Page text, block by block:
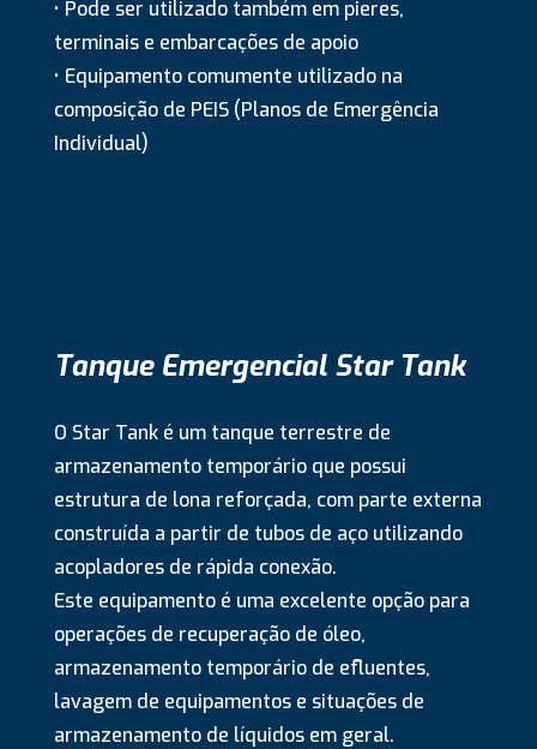
• Pode ser utilizado também em pieres,
terminais e embarcações de apoio
• Equipamento comumente utilizado na
composição de PEIS (Planos de Emergência
Individual)
Tanque Emergencial Star Tank
O Star Tank é um tanque terrestre de
armazenamento temporário que possui
estrutura de lona reforçada, com parte externa
construída a partir de tubos de aço utilizando
acopladores de rápida conexão.
Este equipamento é uma excelente opção para
operações de recuperação de óleo,
armazenamento temporário de efluentes,
lavagem de equipamentos e situações de
armazenamento de líquidos em geral.